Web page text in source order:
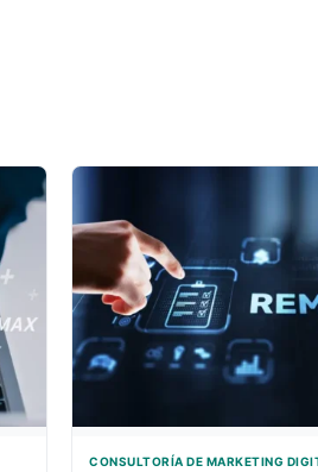
CONSULTORÍA DE MARKETING